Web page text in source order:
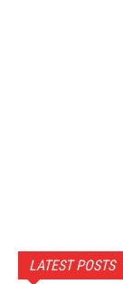
LATEST POSTS